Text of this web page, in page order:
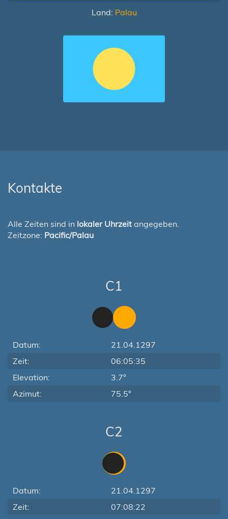
Land: Palau
Kontakte
Alle Zeiten sind in lokaler Uhrzeit angegeben.
Zeitzone: Pacific/Palau
C1
Datum:
21.04.1297
Zeit:
06:05:35
Elevation:
3.7°
Azimut:
75.5°
C2
Datum:
21.04.1297
Zeit:
07:08:22